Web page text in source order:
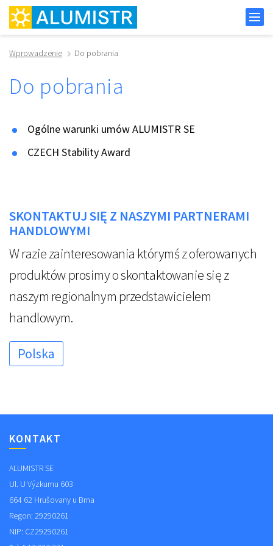
Wprowadzenie Do pobrania
Do pobrania
Ogólne warunki umów ALUMISTR SE
CZECH Stability Award
SKONTAKTUJ SIĘ Z NASZYMI PARTNERAMI
HANDLOWYMI
W razie zainteresowania którymś z oferowanych
produktów prosimy o skontaktowanie się z
naszym regionalnym przedstawicielem
handlowym.
Polska
KONTAKT
ALUMISTR SE
Ul. U Výzkumu 603
664 62 Hrušovany u Brna
Regon: 29290261
NIP: CZ29290261